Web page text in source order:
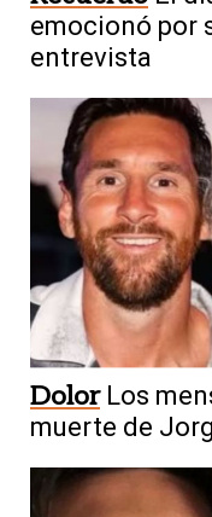
emocionó por
entrevista
Dolor Los
muerte de